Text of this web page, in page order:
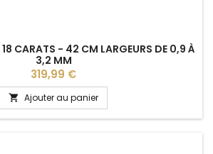
18 CARATS - 42 CM LARGEURS DE 0,9 À
3,2 MM
Prix
319,99 €
 Ajouter au panier